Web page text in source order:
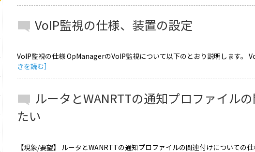
VoIP監視の仕様、装置の設定
VoIP監視の仕様 OpManagerのVoIP監視について以下のとおり説明します。
きを読む］
ルータとWANRTTの通知プロファイル
たい
【現象/要望】 ルータとWANRTTの通知プロファイルの関連付けについて